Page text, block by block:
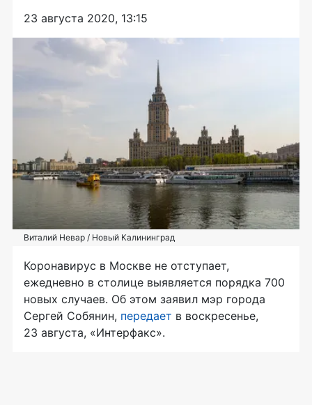
23 августа 2020, 13:15
Виталий Невар / Новый Калининград
Коронавирус в Москве не отступает,
ежедневно в столице выявляется порядка 700
новых случаев. Об этом заявил мэр города
Сергей Собянин, передает в воскресенье,
23 августа, «Интерфакс».